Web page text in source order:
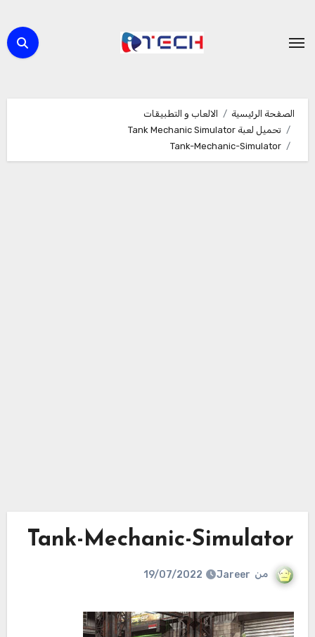
المحتوى
الصفحة الرئيسية
الالعاب و التطبيقات
تحميل لعبة Tank Mechanic Simulator
Tank-Mechanic-Simulator
Tank-Mechanic-Simulator
من Jareer
19/07/2022